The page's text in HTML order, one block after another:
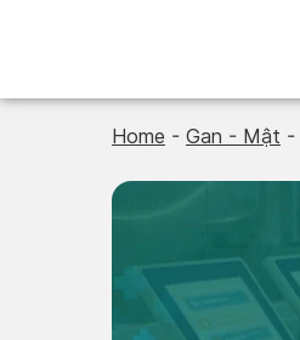
Home - Gan - Mật -